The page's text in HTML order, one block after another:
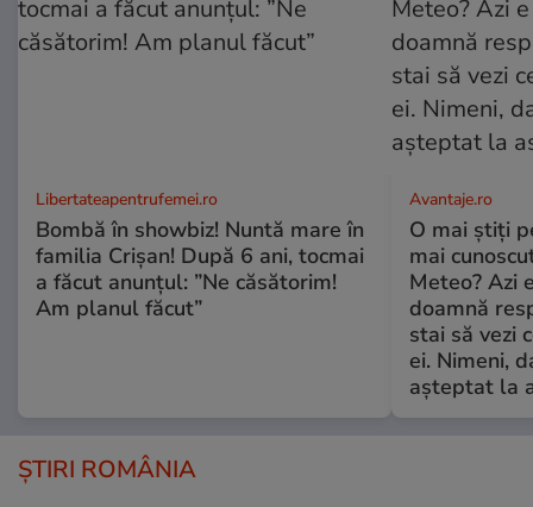
Libertateapentrufemei.ro
Bombă în showbiz! Nuntă mare în
familia Crișan! După 6 ani, tocmai
a făcut anunțul: ”Ne căsătorim!
Am planul făcut”
Avantaje.ro
O mai știți
mai
Meteo? Azi
doamnă
stai să vezi
ei. Nimeni,
așteptat la
ȘTIRI ROMÂNIA